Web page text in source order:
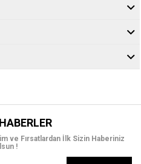
ve Fırsatlardan İlk Sizin Haberiniz
!